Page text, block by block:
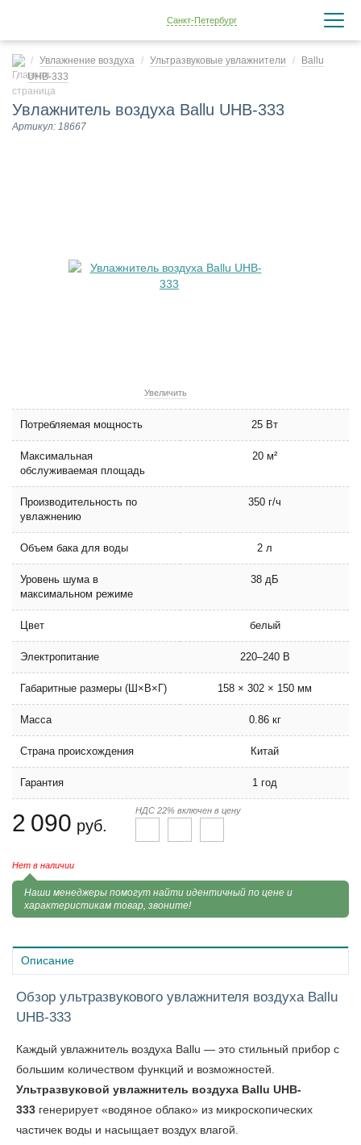
Санкт-Петербург
Увлажнение воздуха Ультразвуковые увлажнители
Ballu
UHB-333
Увлажнитель воздуха Ballu UHB-333
Артикул: 18667
Увеличить
Потребляемая мощность 25 Вт
Максимальная
обслуживаемая площадь
20 м²
Производительность по
увлажнению
350 г/ч
Объем бака для воды 2 л
Уровень шума в
максимальном режиме
38 дБ
Цвет белый
Электропитание 220–240 В
Габаритные размеры (Ш×В×Г) 158 × 302 × 150 мм
Масса 0.86 кг
Страна происхождения Китай
Гарантия 1 год
2 090 руб.
НДС 22% включен в цену
Нет в наличии
Наши менеджеры помогут найти идентичный по цене и
характеристикам товар, звоните!
Описание
Обзор ультразвукового увлажнителя воздуха Ballu
UHB-333
Каждый увлажнитель воздуха Ballu — это стильный прибор с
большим количеством функций и возможностей.
Ультразвуковой увлажнитель воздуха Ballu UHB-
333 генерирует «водяное облако» из микроскопических
частичек воды и насыщает воздух влагой.